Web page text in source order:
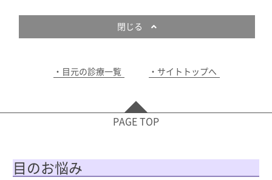
閉じる
目元の診療一覧 サイトトップへ
PAGE TOP
目のお悩み